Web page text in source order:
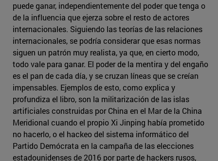
puede ganar, independientemente del poder que tenga o
de la influencia que ejerza sobre el resto de actores
internacionales. Siguiendo las teorías de las relaciones
internacionales, se podría considerar que esas normas
siguen un patrón muy realista, ya que, en cierto modo,
todo vale para ganar. El poder de la mentira y del engaño
es el pan de cada día, y se cruzan líneas que se creían
impensables. Ejemplos de esto, como explica y
profundiza el libro, son la militarización de las islas
artificiales construidas por China en el Mar de la China
Meridional cuando el propio Xi Jinping había prometido
no hacerlo, o el hackeo del sistema informático del
Partido Demócrata en la campaña de las elecciones
estadounidenses de 2016 por parte de hackers rusos,